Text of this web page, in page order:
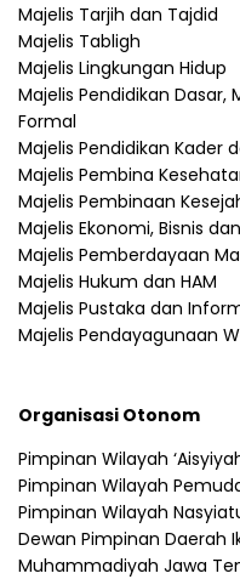
Majelis Tarjih dan Tajdid
Majelis Tabligh
Majelis Lingkungan Hidup
Majelis Pendidikan
Formal
Majelis Pendidikan Kader
Majelis Pembina
Majelis Pembinaan
Majelis Ekonomi, Bisnis
Majelis Pemberdayaan
Majelis Hukum dan HAM
Majelis Pustaka dan
Majelis Pendayagunaan
Organisasi Otonom
Pimpinan Wilayah
Pimpinan Wilayah
Pimpinan Wilayah
Dewan Pimpinan Daerah
Muhammadiyah Jawa